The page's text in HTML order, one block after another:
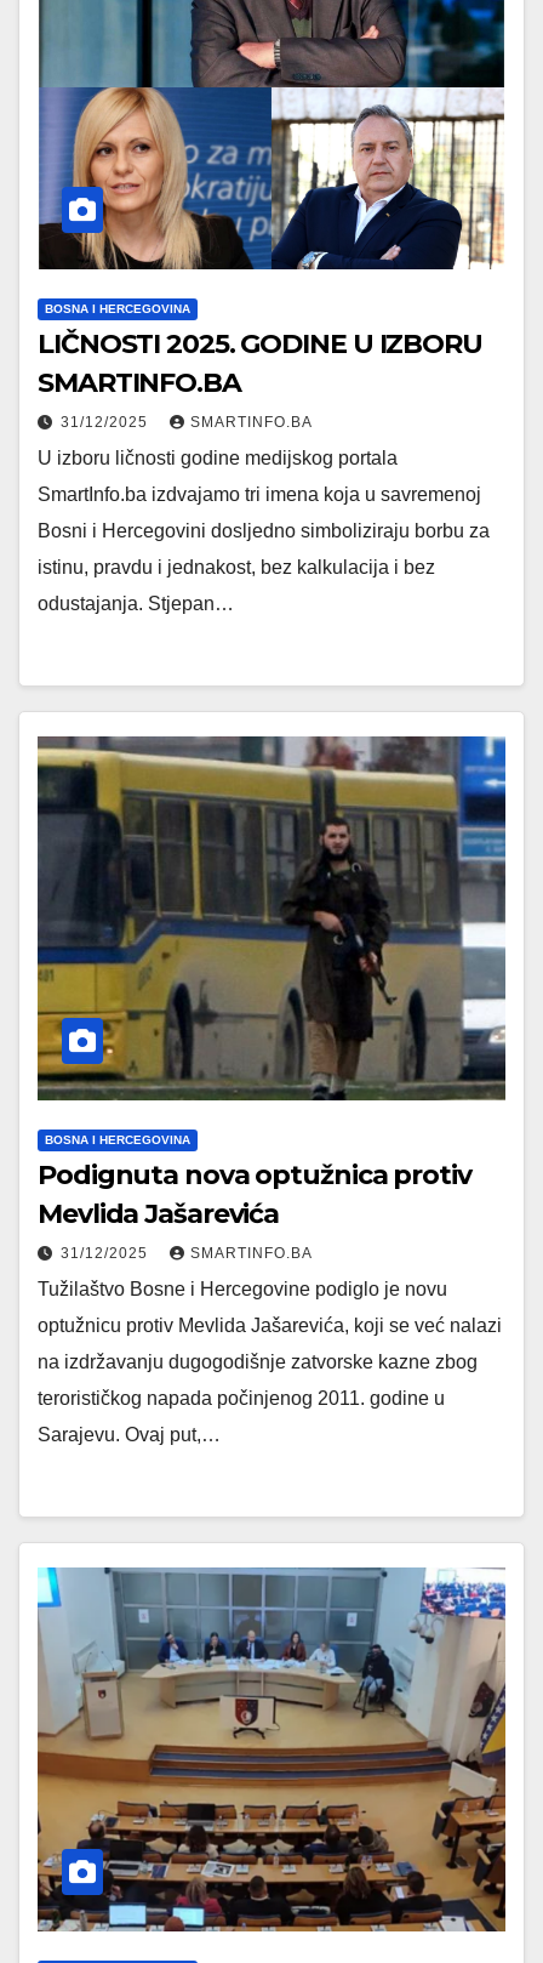
BOSNA I HERCEGOVINA
LIČNOSTI 2025. GODINE U IZBORU
SMARTINFO.BA
31/12/2025 SMARTINFO.BA
U izboru ličnosti godine medijskog portala
SmartInfo.ba izdvajamo tri imena koja u savremenoj
Bosni i Hercegovini dosljedno simboliziraju borbu za
istinu, pravdu i jednakost, bez kalkulacija i bez
odustajanja. Stjepan…
BOSNA I HERCEGOVINA
Podignuta nova optužnica protiv
Mevlida Jašarevića
31/12/2025 SMARTINFO.BA
Tužilaštvo Bosne i Hercegovine podiglo je novu
optužnicu protiv Mevlida Jašarevića, koji se već nalazi
na izdržavanju dugogodišnje zatvorske kazne zbog
terorističkog napada počinjenog 2011. godine u
Sarajevu. Ovaj put,…